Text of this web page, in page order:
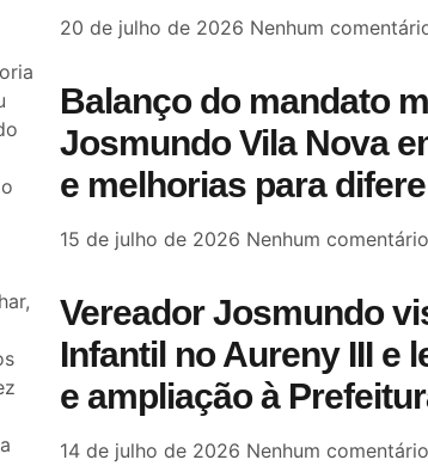
20 de julho de 2026 Nenhum
Balanço do mandato
Josmundo Vila Nova
e melhorias para
15 de julho de 2026 Nenhum comentário
Vereador Josmundo
Infantil no Aureny III e
e ampliação à
14 de julho de 2026 Nenhum comentário